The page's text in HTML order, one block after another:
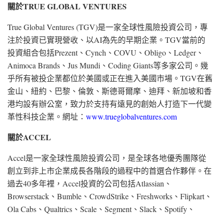
關於TRUE GLOBAL VENTURES
True Global Ventures (TGV)是一家全球性風險投資公司，專
注於投資已實現營收、以AI為先的早期企業。TGV當前的
投資組合包括Prezent、Cynch、COVU、Obligo、Ledger、
Animoca Brands、Jus Mundi、Coding Giants等多家公司。幾
乎所有被投企業都位於美國或正在進入美國市場。TGV在舊
金山、紐約、巴黎、倫敦、斯德哥爾摩、迪拜、新加坡和香
港均設有辦公室，致力於支持有遠見的創始人打造下一代變
革性科技企業。網址： www.trueglobalventures.com
關於ACCEL
Accel是一家全球性風險投資公司，是全球各地優秀團隊從
創立到非上市企業成長各階段的過程中的首選合作夥伴。在
過去40多年裡，Accel投資的公司包括Atlassian、
Browserstack、Bumble、CrowdStrike、Freshworks、Flipkart、
Ola Cabs、Qualtrics、Scale、Segment、Slack、Spotify、